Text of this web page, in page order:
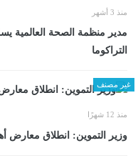
منذ 3 أشهر
مدير منظمة الصحة العالمية
التراكوما
غير مصنف
منذ 12 شهرًا
وزير التموين: انطلاق معارض أهلًا مدارس 2025